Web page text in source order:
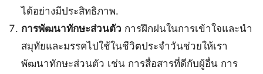
ได้อย่างมีประสิทธิภาพ.
การพัฒนาทักษะส่วนตัว การฝึกฝนในการเข้าใจและนำ
สมุทัยและมรรคไปใช้ในชีวิตประจำวันช่วยให้เรา
พัฒนาทักษะส่วนตัว เช่น การสื่อสารที่ดีกับผู้อื่น การ